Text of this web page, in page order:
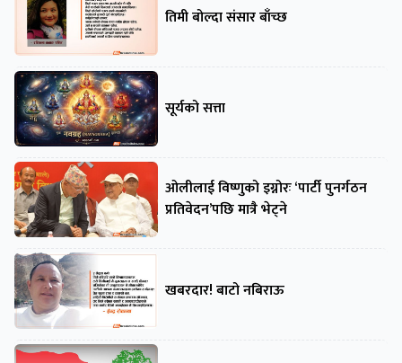
तिमी बोल्दा संसार बाँच्छ
सूर्यको सत्ता
ओलीलाई विष्णुको इग्नोरः ‘पार्टी पुनर्गठन
प्रतिवेदन’पछि मात्रै भेट्ने
खबरदार! बाटो नबिराऊ